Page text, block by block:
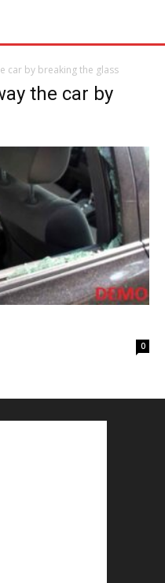
car by breaking the glass
the car by
0